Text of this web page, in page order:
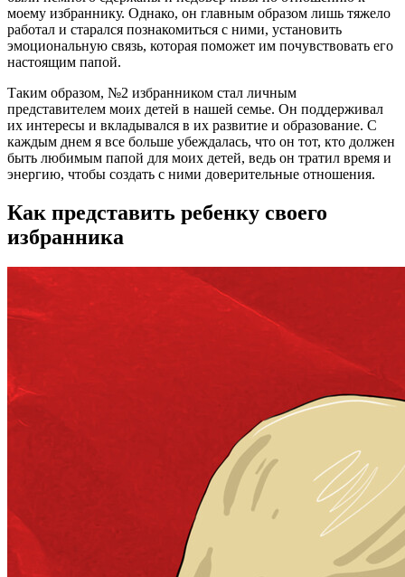
моему избраннику. Однако, он главным образом лишь тяжело
работал и старался познакомиться с ними, установить
эмоциональную связь, которая поможет им почувствовать его
настоящим папой.
Таким образом, №2 избранником стал личным
представителем моих детей в нашей семье. Он поддерживал
их интересы и вкладывался в их развитие и образование. С
каждым днем я все больше убеждалась, что он тот, кто должен
быть любимым папой для моих детей, ведь он тратил время и
энергию, чтобы создать с ними доверительные отношения.
Как представить ребенку своего
избранника